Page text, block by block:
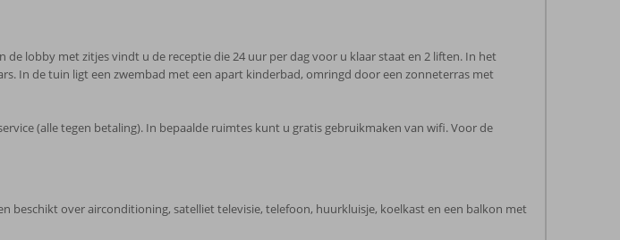
lobby met zitjes vindt u de receptie die 24 uur per dag voor u klaar staat en 2 liften. In het
In de tuin ligt een zwembad met een apart kinderbad, omringd door een zonneterras met
(alle tegen betaling). In bepaalde ruimtes kunt u gratis gebruikmaken van wifi. Voor de
beschikt over airconditioning, satelliet televisie, telefoon, huurkluisje, koelkast en een balkon met